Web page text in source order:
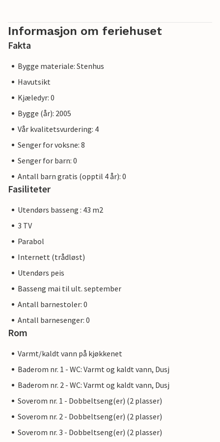
Informasjon om feriehuset
Fakta
Bygge materiale: Stenhus
Havutsikt
Kjæledyr: 0
Bygge (år): 2005
Vår kvalitetsvurdering: 4
Senger for voksne: 8
Senger for barn: 0
Antall barn gratis (opptil 4 år): 0
Fasiliteter
Utendørs basseng : 43 m2
3 TV
Parabol
Internett (trådløst)
Utendørs peis
Basseng mai til ult. september
Antall barnestoler: 0
Antall barnesenger: 0
Rom
Varmt/kaldt vann på kjøkkenet
Baderom nr. 1 - WC: Varmt og kaldt vann, Dusj
Baderom nr. 2 - WC: Varmt og kaldt vann, Dusj
Soverom nr. 1 - Dobbeltseng(er) (2 plasser)
Soverom nr. 2 - Dobbeltseng(er) (2 plasser)
Soverom nr. 3 - Dobbeltseng(er) (2 plasser)